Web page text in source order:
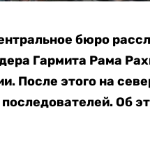
бюро
Гармита Рама
После этого на
последователей. Об